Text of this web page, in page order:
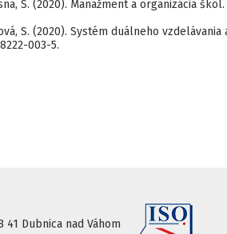
S. (2020). Manažment a organizácia
S. (2020). Systém duálneho
003-5.
41 Dubnica nad Váhom